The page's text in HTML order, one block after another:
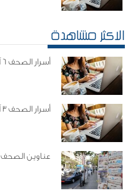
الاكثر مشاهدة
أسرار الصحف 6 آب 2026
أسرار الصحف 3 آب 2026
عناوين الصحف 6 آب 2026